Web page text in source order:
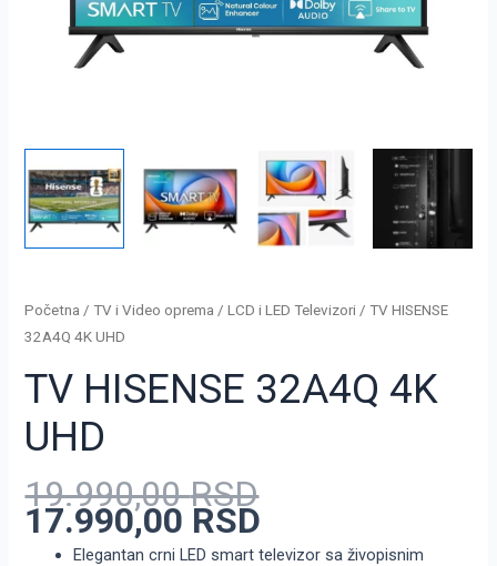
Početna /TV i Video oprema /LCD i LED Televizori / TV HISENSE
32A4Q 4K UHD
TV HISENSE 32A4Q 4K
UHD
19.990,00RSD
17.990,00 RSD
Elegantan crni LED smart televizor sa živopisnim